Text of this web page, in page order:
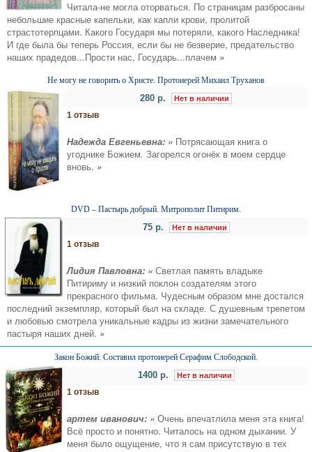
Читала-не могла оторваться. По страницам разбросаны
небольшие красные капельки, как капли крови, пролитой
страстотерпцами. Какого Государя мы потеряли, какого Наследника!
И где была бы теперь Россия, если бы не безверие, предательство
наших прадедов...Прости нас, Государь...плачем »
Не могу не говорить о Хриcте. Протоиерей Михаил Труханов
280 р. Нет в наличии
1 отзыв
Надежда Евгеньевна: « Потрясающая книга о
угоднике Божием. Загорелся огонёк в моем сердце
вновь. »
DVD – Пастырь добрый. Митрополит Питирим.
75 р. Нет в наличии
1 отзыв
Лидия Павловна: « Светлая память владыке
Питириму и низкий поклон создателям этого
прекрасного фильма. Чудесным образом мне достался
последний экземпляр, который был на складе. С душевным трепетом
и любовью смотрела уникальные кадры из жизни замечательного
пастыря наших дней. »
Закон Божий. Составил протоиерей Серафим Слободской.
1400 р. Нет в наличии
1 отзыв
артем иванович: « Очень впечатлила меня эта книга!
Всё просто и понятно. Читалось на одном дыхании. У
меня было ощущение, что я сам присутствую в тех